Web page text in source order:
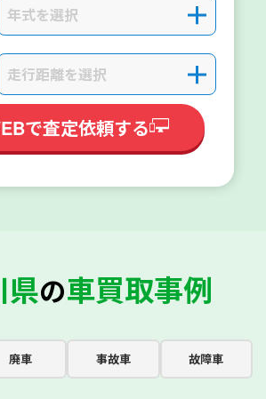
年式を選択 ＋
走行距離を選択 ＋
で査定依頼する
県の車買取事例
廃車 事故車 故障車